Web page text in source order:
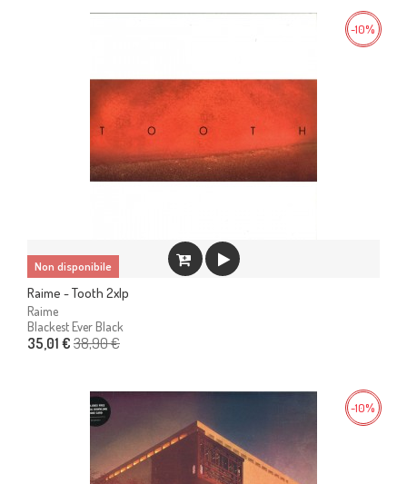
Non disponibile
Raime - Tooth 2xlp
Raime
Blackest Ever Black
35,01 € 38,90 €
-10%
-10%